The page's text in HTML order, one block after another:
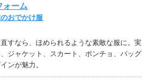
ォーム
おでかけ服
すなら、ほめられるような素敵な服に。
ジャケット、スカート、ポンチョ、バッ
ンが魅力。